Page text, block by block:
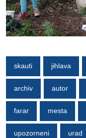
skauti jihlava
archiv autor
farar mesta
upozorneni urad